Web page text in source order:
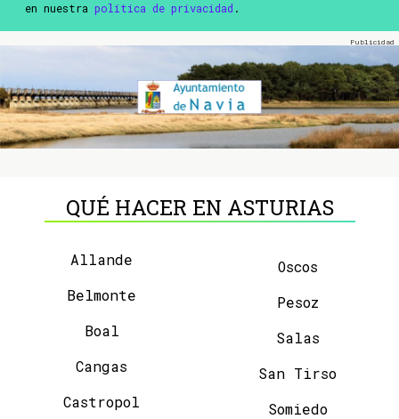
en nuestra política de privacidad .
QUÉ HACER EN ASTURIAS
Allande
Belmonte
Boal
Cangas
Castropol
Oscos
Pesoz
Salas
San Tirso
Somiedo